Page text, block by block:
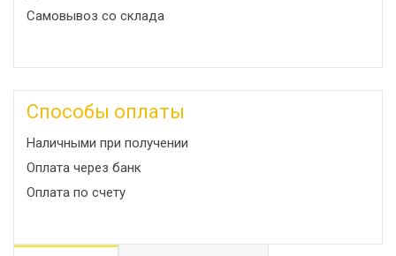
Самовывоз со склада
Способы оплаты
Наличными при получении
Оплата через банк
Оплата по счету